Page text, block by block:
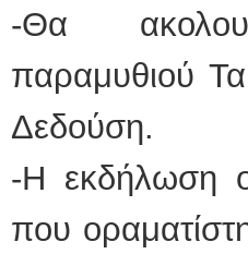
-Θα
παραμυθιού
Δεδούση.
-Η εκδήλωση
που